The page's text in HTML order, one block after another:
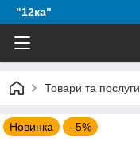
"12ка"
Товари та послуги
Новинка –5%